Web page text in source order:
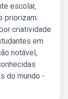
escolar,
priorizam
criatividade
em
notável,
do mundo -